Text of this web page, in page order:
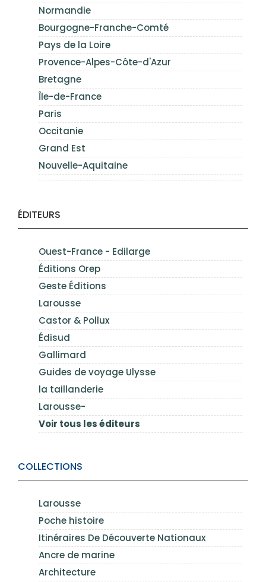
Normandie
Bourgogne-Franche-Comté
Pays de la Loire
Provence-Alpes-Côte-d'Azur
Bretagne
Île-de-France
Paris
Occitanie
Grand Est
Nouvelle-Aquitaine
ÉDITEURS
Ouest-France - Edilarge
Éditions Orep
Geste Éditions
Larousse
Castor & Pollux
Édisud
Gallimard
Guides de voyage Ulysse
la taillanderie
Larousse-
Voir tous les éditeurs
COLLECTIONS
Larousse
Poche histoire
Itinéraires De Découverte Nationaux
Ancre de marine
Architecture